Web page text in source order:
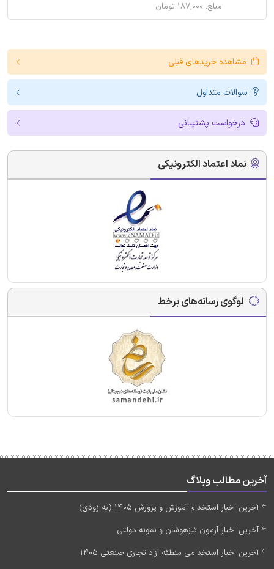
مبلغ: ۱۸۷,۰۰۰ تومان
مشاهده خریدهای قبلی
سوالات متداول
درخواست پشتیبانی
نماد اعتماد الکترونیکی
لوگوی رسانه‌های برخط
آخرین مطالب وبلاگ
آخرین اخبار استخدام آموزش و پرورش 1405 (به زودی)
آخرین اخبار آزمون تیزهوشان و نمونه دولتی
آخرین اخبار استخدامی منطقه آزاد تجاری صنعتی 1405